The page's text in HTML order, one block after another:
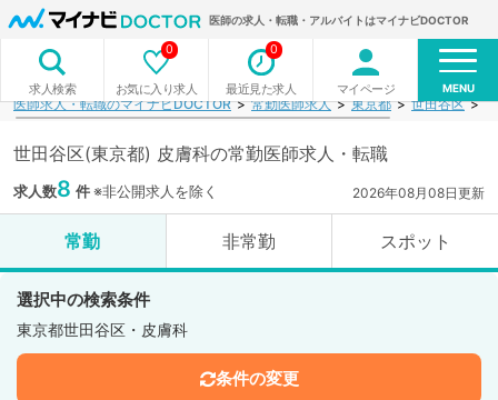
医師の求人・転職・アルバイトはマイナビDOCTOR
求人検索 お気に入り求人
0
最近見た求人
0
マイページ MENU
医師求人・転職のマイナビDOCTOR 常勤医師求人 東京都 世田谷区
世田谷区(東京都) 皮膚科の常勤医師求人・転職
求人数8 件※非公開求人を除く 2026年08月08日更新
常勤 非常勤 スポット
選択中の検索条件
東京都世田谷区・皮膚科
条件の変更